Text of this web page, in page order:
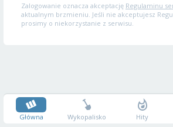
Zalogowanie oznacza akceptację Regulaminu
aktualnym brzmieniu. Jeśli nie akceptujesz
prosimy o niekorzystanie z serwisu.
Główna Wykopalisko Hity